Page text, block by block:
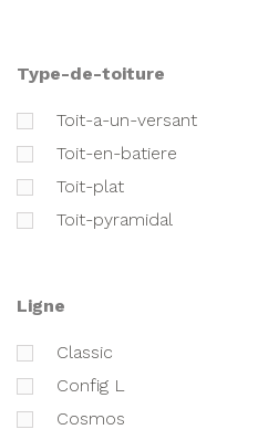
type-de-toiture
toit-a-un-versant
toit-en-batiere
toit-plat
toit-pyramidal
ligne
classic
Config L
cosmos